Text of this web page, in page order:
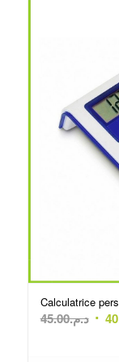
Calculatrice
د.م.45.00
Le